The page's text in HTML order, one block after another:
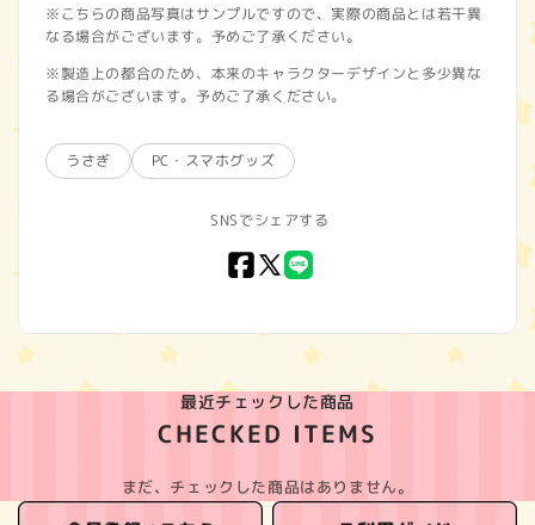
※こちらの商品写真はサンプルですので、実際の商品とは若干異
なる場合がございます。予めご了承ください。
※製造上の都合のため、本来のキャラクターデザインと多少異な
る場合がございます。予めご了承ください。
うさぎ PC・スマホグッズ
SNSでシェアする
Facebook
X
最近チェックした商品
CHECKED ITEMS
まだ、チェックした商品はありません。